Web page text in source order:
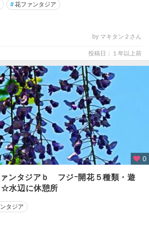
#花ファンタジア
by マキタン２さん
投稿日：１年以上前
0
ンタジアｂ フジｰ開花５種類・遊
水辺に休憩所
タジア